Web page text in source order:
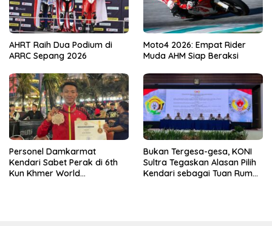
AHRT Raih Dua Podium di
ARRC Sepang 2026
Moto4 2026: Empat Rider
Muda AHM Siap Beraksi
Personel Damkarmat
Kendari Sabet Perak di 6th
Kun Khmer World
Bukan Tergesa-gesa, KONI
Sultra Tegaskan Alasan Pilih
Kendari sebagai Tuan Rumah